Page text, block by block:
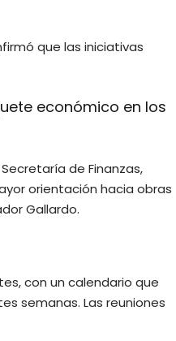
que las iniciativas
económico en los
de Finanzas,
orientación hacia obras
Gallardo.
con un calendario que
semanas. Las reuniones